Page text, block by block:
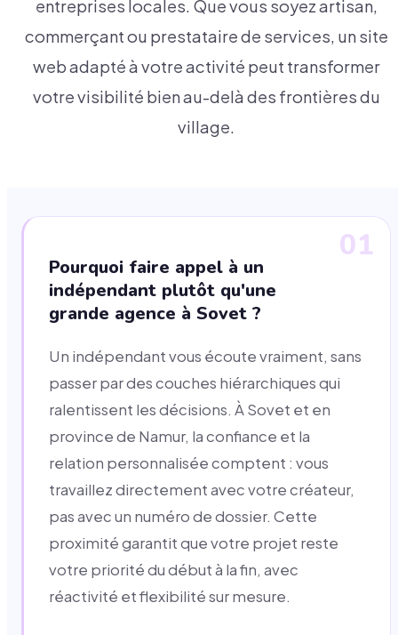
entreprises locales. Que vous soyez artisan,
commerçant ou prestataire de services, un site
web adapté à votre activité peut transformer
votre visibilité bien au-delà des frontières du
village.
01
Pourquoi faire appel à un
indépendant plutôt qu'une
grande agence à Sovet ?
Un indépendant vous écoute vraiment, sans
passer par des couches hiérarchiques qui
ralentissent les décisions. À Sovet et en
province de Namur, la confiance et la
relation personnalisée comptent : vous
travaillez directement avec votre créateur,
pas avec un numéro de dossier. Cette
proximité garantit que votre projet reste
votre priorité du début à la fin, avec
réactivité et flexibilité sur mesure.